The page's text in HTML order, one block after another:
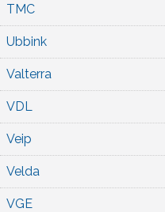
TMC
Ubbink
Valterra
VDL
Veip
Velda
VGE